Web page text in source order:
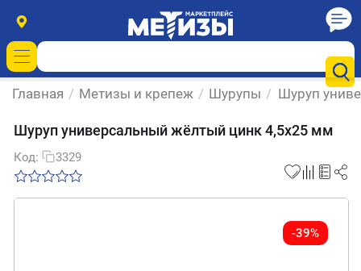
Главная / Метизы и крепеж / Шурупы / Шуруп
Шуруп универсальный жёлтый цинк 4,5х25 мм
Код: 3329
-39%